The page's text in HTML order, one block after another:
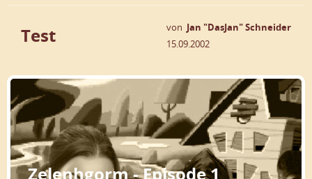
Test von Jan "DasJan" Schneider
15.09.2002
Zelenhgorm - Episode 1